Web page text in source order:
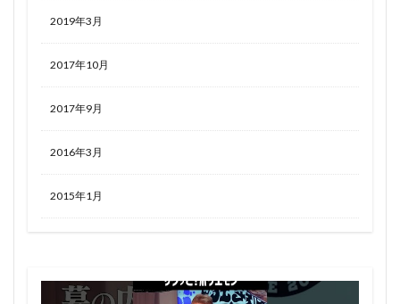
2019年3月
2017年10月
2017年9月
2016年3月
2015年1月